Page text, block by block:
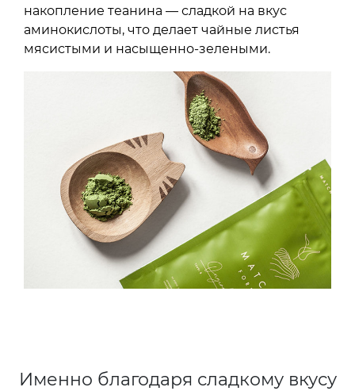
накопление теанина — сладкой на вкус
аминокислоты, что делает чайные листья
мясистыми и насыщенно-зелеными.
Именно благодаря сладкому вкусу